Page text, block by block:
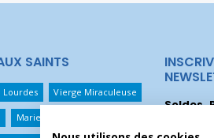
SAINTS
Lourdes Vierge Miraculeuse
Marie Qui Défait Les Noeuds
Soldes,